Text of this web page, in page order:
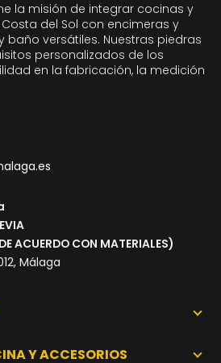
la misión de integrar cocinas y
del Sol con encimeras y
versátiles. Nuestras piedras
personalizados de los
en la fabricación, la medición
ACUERDO CON MATERIALES)
Málaga
Y ACCESORIOS